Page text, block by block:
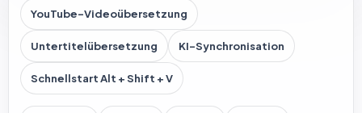
YouTube-Videoübersetzung
Untertitelübersetzung KI-Synchronisation
Schnellstart Alt + Shift + V